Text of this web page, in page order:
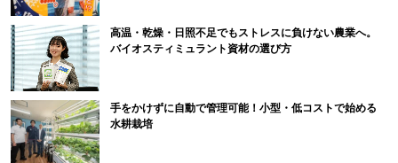
高温・乾燥・日照不足でもストレスに負けない農業へ。
バイオスティミュラント資材の選び方
手をかけずに自動で管理可能！小型・低コストで始める
水耕栽培